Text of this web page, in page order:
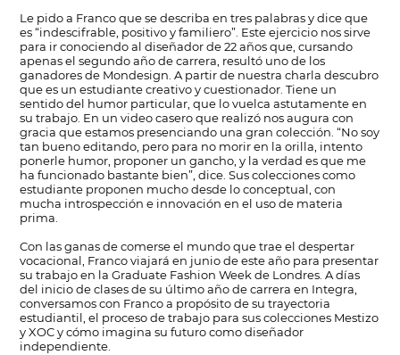
Le pido a Franco que se describa en tres palabras y dice que
es “indescifrable, positivo y familiero”. Este ejercicio nos sirve
para ir conociendo al diseñador de 22 años que, cursando
apenas el segundo año de carrera, resultó uno de los
ganadores de Mondesign. A partir de nuestra charla descubro
que es un estudiante creativo y cuestionador. Tiene un
sentido del humor particular, que lo vuelca astutamente en
su trabajo. En un video casero que realizó nos augura con
gracia que estamos presenciando una gran colección. “No soy
tan bueno editando, pero para no morir en la orilla, intento
ponerle humor, proponer un gancho, y la verdad es que me
ha funcionado bastante bien”, dice. Sus colecciones como
estudiante proponen mucho desde lo conceptual, con
mucha introspección e innovación en el uso de materia
prima.
Con las ganas de comerse el mundo que trae el despertar
vocacional, Franco viajará en junio de este año para presentar
su trabajo en la Graduate Fashion Week de Londres. A días
del inicio de clases de su último año de carrera en Integra,
conversamos con Franco a propósito de su trayectoria
estudiantil, el proceso de trabajo para sus colecciones Mestizo
y XOC y cómo imagina su futuro como diseñador
independiente.